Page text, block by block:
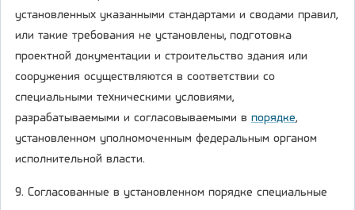
установленных указанными стандартами и сводами правил,
или такие требования не установлены, подготовка
проектной документации и строительство здания или
сооружения осуществляются в соответствии со
специальными техническими условиями,
разрабатываемыми и согласовываемыми в порядке,
установленном уполномоченным федеральным органом
исполнительной власти.
9. Согласованные в установленном порядке специальные